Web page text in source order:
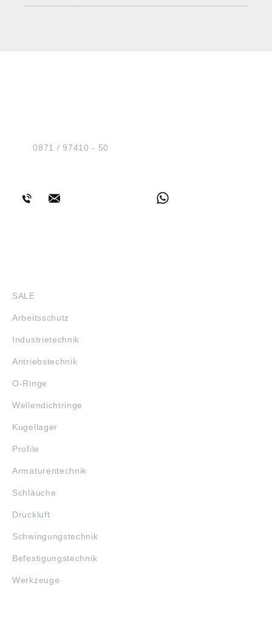
Tel.:0871 / 97410 - 50
SALE
Arbeitsschutz
Industrietechnik
Antriebstechnik
O-Ringe
Wellendichtringe
Kugellager
Profile
Armaturentechnik
Schläuche
Druckluft
Schwingungstechnik
Befestigungstechnik
Werkzeuge